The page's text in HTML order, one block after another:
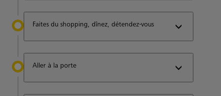
Faites du shopping, dînez, détendez-vous
Aller à la porte